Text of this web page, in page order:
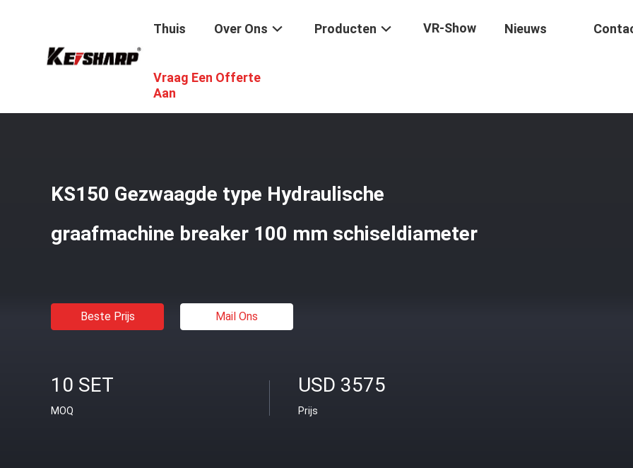
Thuis Over Ons Producten VR-Show Nieuws
Vraag Een Offerte
Aan
Doostype Hydraulische Breker
KS150 Gezwaagde type Hydraulische
graafmachine breaker 100 mm schiseldiameter
Beste Prijs Mail Ons
10 SET
MOQ
USD 3575
Prijs